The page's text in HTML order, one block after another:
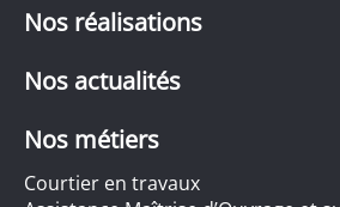
Nos réalisations
Nos actualités
Nos métiers
Courtier en travaux